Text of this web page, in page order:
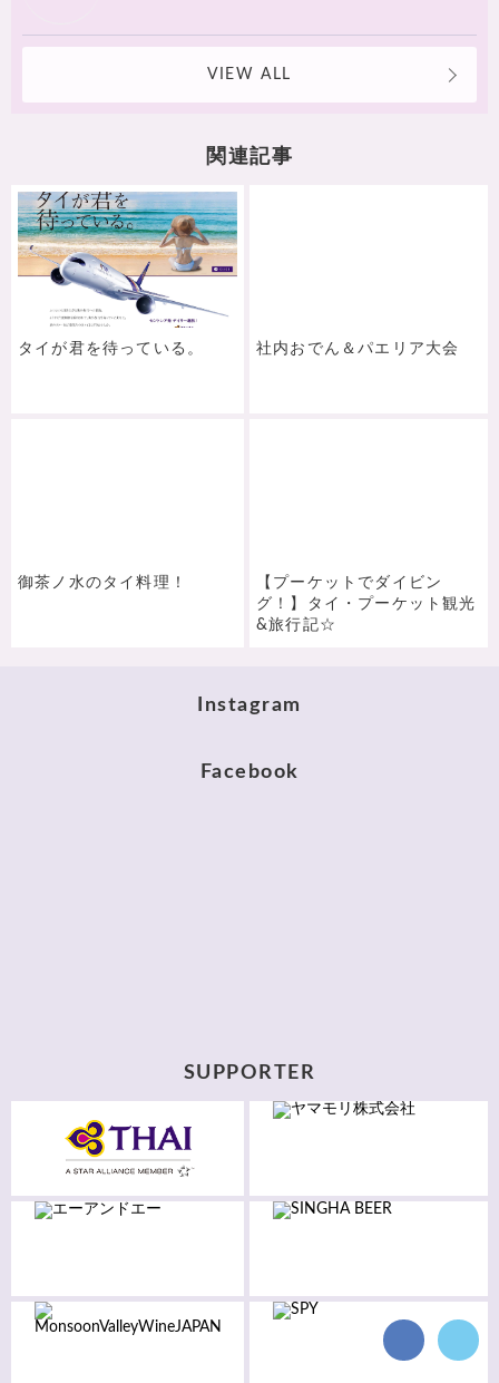
VIEW ALL
関連記事
タイが君を待っている。 社内おでん＆パエリア大会
御茶ノ水のタイ料理！
【プーケットでダイビン
グ！】タイ・プーケット観光
&旅行記☆
Instagram
Facebook
SUPPORTER